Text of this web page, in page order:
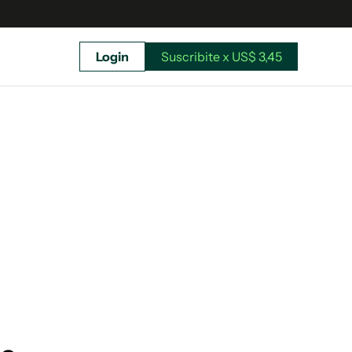
Login Suscribite x US$ 3,45